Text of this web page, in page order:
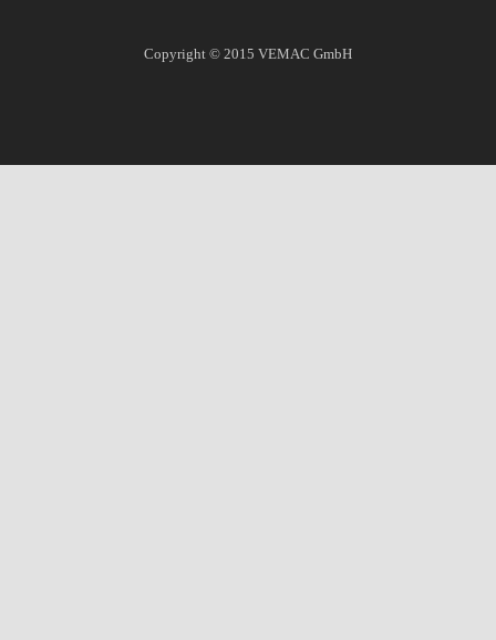
Copyright © 2015 VEMAC GmbH